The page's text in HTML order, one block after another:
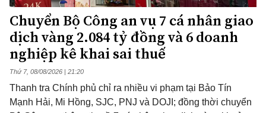
Chuyển Bộ Công an vụ 7 cá nhân giao
dịch vàng 2.084 tỷ đồng và 6 doanh
nghiệp kê khai sai thuế
Thứ 7, 08/08/2026 | 21:20
Thanh tra Chính phủ chỉ ra nhiều vi phạm tại Bảo Tín
Mạnh Hải, Mi Hồng, SJC, PNJ và DOJI; đồng thời chuyển